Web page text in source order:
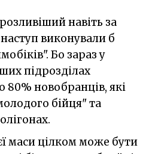
навіть за
виконували б
Бо зараз у
підрозділах
80% новобранців, які
бійця" та
маси цілком може бути